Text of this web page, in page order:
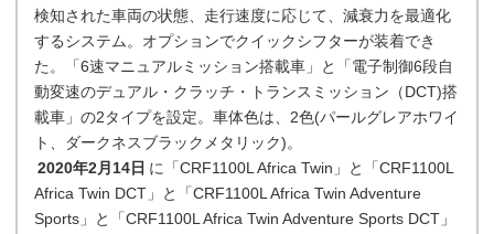
検知された車両の状態、走行速度に応じて、減衰力を最適化
するシステム。オプションでクイックシフターが装着でき
た。「6速マニュアルミッション搭載車」と「電子制御6段自
動変速のデュアル・クラッチ・トランスミッション（DCT)搭
載車」の2タイプを設定。車体色は、2色(パールグレアホワイ
ト、ダークネスブラックメタリック)。
2020年2月14日 に「CRF1100L Africa Twin」と「CRF1100L
Africa Twin DCT」と「CRF1100L Africa Twin Adventure
Sports」と「CRF1100L Africa Twin Adventure Sports DCT」